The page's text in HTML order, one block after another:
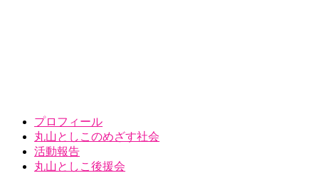
プロフィール
丸山としこのめざす社会
活動報告
丸山としこ後援会